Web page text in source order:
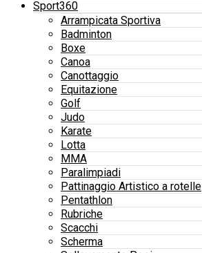
Sport360
Arrampicata Sportiva
Badminton
Boxe
Canoa
Canottaggio
Equitazione
Golf
Judo
Karate
Lotta
MMA
Paralimpiadi
Pattinaggio Artistico a rotelle
Pentathlon
Rubriche
Scacchi
Scherma